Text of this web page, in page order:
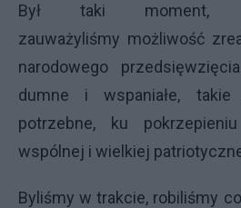
Był taki
zauważyliśmy możliwość
narodowego
dumne i wspaniałe,
potrzebne, ku
wspólnej i wielkiej
Byliśmy w trakcie, robiliśmy